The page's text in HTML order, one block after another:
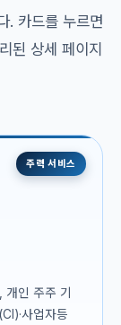
. 카드를 누르면
된 상세 페이지
주력 서비스
인 주주 기
사업자등